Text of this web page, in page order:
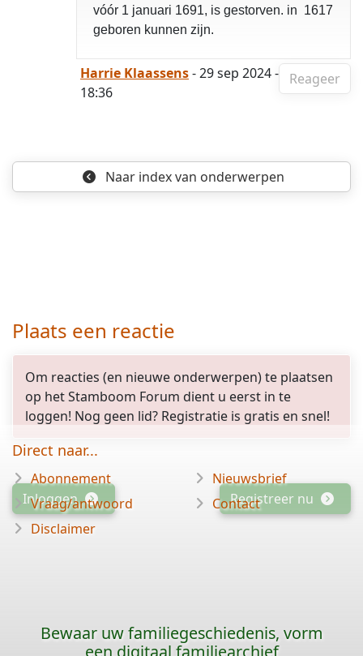
vóór 1 januari 1691, is gestorven. in 1617
geboren kunnen zijn.
Reageer
Harrie Klaassens- 29 sep 2024 -
18:36
Naar indexvan onderwerpen
Plaats een reactie
Om reacties (en nieuwe onderwerpen) te plaatsen
op het Stamboom Forum dient u eerst in te
loggen! Nog geen lid? Registratie is gratis en snel!
Inloggen Registreer nu
Direct naar...
Abonnement
Vraag/antwoord
Disclaimer
Nieuwsbrief
Contact
Bewaar uw familiegeschiedenis, vorm
een digitaal familiearchief